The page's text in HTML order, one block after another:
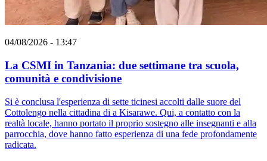
04/08/2026 - 13:47
La CSMI in Tanzania: due settimane tra scuola,
comunità e condivisione
Si è conclusa l'esperienza di sette ticinesi accolti dalle suore del
Cottolengo nella cittadina di a Kisarawe. Qui, a contatto con la
realtà locale, hanno portato il proprio sostegno alle insegnanti e alla
parrocchia, dove hanno fatto esperienza di una fede profondamente
radicata.